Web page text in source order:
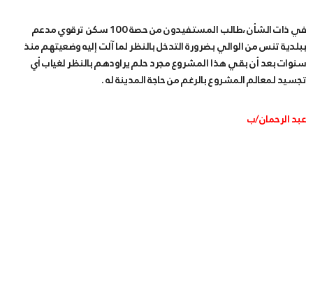
في ذات الشأن ،طالب المستفيدون من حصة 100 سكن ترقوي مدعم
ببلدية تنس من الوالي بضرورة التدخل بالنظر لما آلت إليه وضعيتهم منذ
سنوات بعد أن بقي هذا المشروع مجرد حلم يراودهم بالنظر لغياب أي
تجسيد لمعالم المشروع بالرغم من حاجة المدينة له .
عبد الرحمان/ب